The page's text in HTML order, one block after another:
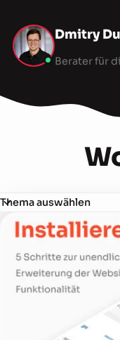
Dmitry
Berater für
Thema auswählen